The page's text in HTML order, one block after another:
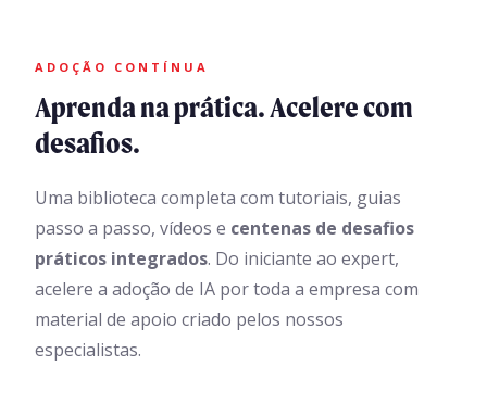
ADOÇÃO CONTÍNUA
Aprenda na prática. Acelere com
desafios.
Uma biblioteca completa com tutoriais, guias
passo a passo, vídeos e centenas de desafios
práticos integrados. Do iniciante ao expert,
acelere a adoção de IA por toda a empresa com
material de apoio criado pelos nossos
especialistas.